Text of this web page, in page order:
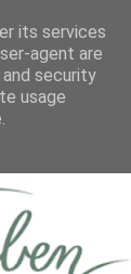
its services
agent are
security
usage